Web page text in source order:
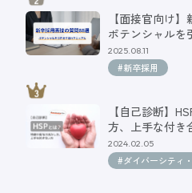
【面接官向け
ポテンシャルを
2025.08.11
#新卒採用
【自己診断】
方、上手な付き
2024.02.05
#ダイバーシティ